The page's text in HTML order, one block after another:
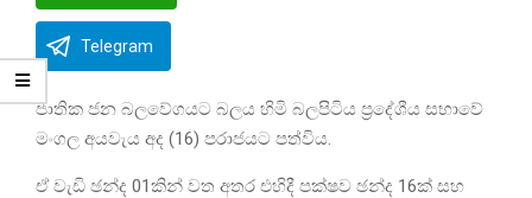
Telegram
ජාතික ජන බලවේගයට බලය හිමි බලපිටිය ප්‍රදේශීය සභාවේ
මංගල අයවැය අද (16) පරාජයට පත්විය.
ඒ වැඩි ඡන්ද 01කින් වත අතර එහිදී පක්ෂව ඡන්ද 16ක් සහ